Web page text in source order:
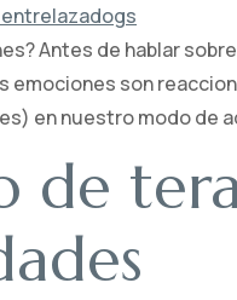
Antes de hablar
emociones son
en nuestro modo de
de